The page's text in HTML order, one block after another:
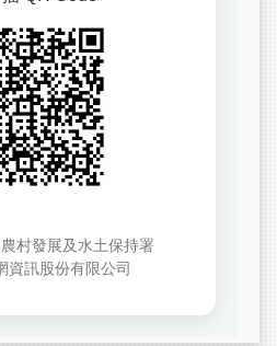
村發展及水土保持署
資訊股份有限公司